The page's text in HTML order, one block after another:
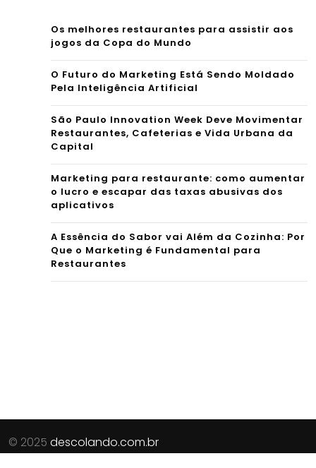
Os melhores restaurantes para assistir aos
jogos da Copa do Mundo
O Futuro do Marketing Está Sendo Moldado
Pela Inteligência Artificial
São Paulo Innovation Week Deve Movimentar
Restaurantes, Cafeterias e Vida Urbana da
Capital
Marketing para restaurante: como aumentar
o lucro e escapar das taxas abusivas dos
aplicativos
A Essência do Sabor vai Além da Cozinha: Por
Que o Marketing é Fundamental para
Restaurantes
© 2025 descolando.com.br